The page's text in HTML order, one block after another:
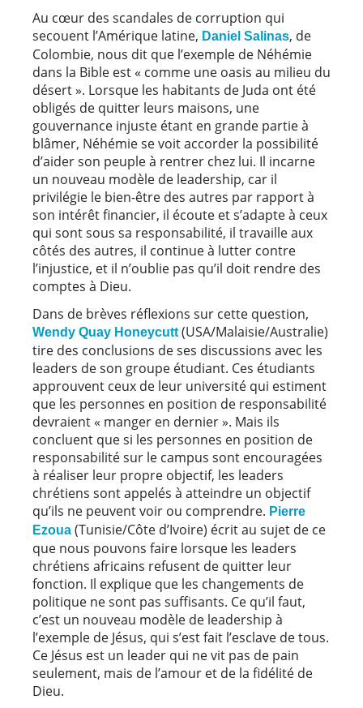
Au cœur des scandales de corruption qui
secouent l’Amérique latine, Daniel Salinas, de
Colombie, nous dit que l’exemple de Néhémie
dans la Bible est « comme une oasis au milieu du
désert ». Lorsque les habitants de Juda ont été
obligés de quitter leurs maisons, une
gouvernance injuste étant en grande partie à
blâmer, Néhémie se voit accorder la possibilité
d’aider son peuple à rentrer chez lui. Il incarne
un nouveau modèle de leadership, car il
privilégie le bien-être des autres par rapport à
son intérêt financier, il écoute et s’adapte à ceux
qui sont sous sa responsabilité, il travaille aux
côtés des autres, il continue à lutter contre
l’injustice, et il n’oublie pas qu’il doit rendre des
comptes à Dieu.
Dans de brèves réflexions sur cette question,
Wendy Quay Honeycutt(USA/Malaisie/Australie)
tire des conclusions de ses discussions avec les
leaders de son groupe étudiant. Ces étudiants
approuvent ceux de leur université qui estiment
que les personnes en position de responsabilité
devraient « manger en dernier ». Mais ils
concluent que si les personnes en position de
responsabilité sur le campus sont encouragées
à réaliser leur propre objectif, les leaders
chrétiens sont appelés à atteindre un objectif
qu’ils ne peuvent voir ou comprendre. Pierre
Ezoua (Tunisie/Côte d’Ivoire) écrit au sujet de ce
que nous pouvons faire lorsque les leaders
chrétiens africains refusent de quitter leur
fonction. Il explique que les changements de
politique ne sont pas suffisants. Ce qu’il faut,
c’est un nouveau modèle de leadership à
l’exemple de Jésus, qui s’est fait l’esclave de tous.
Ce Jésus est un leader qui ne vit pas de pain
seulement, mais de l’amour et de la fidélité de
Dieu.